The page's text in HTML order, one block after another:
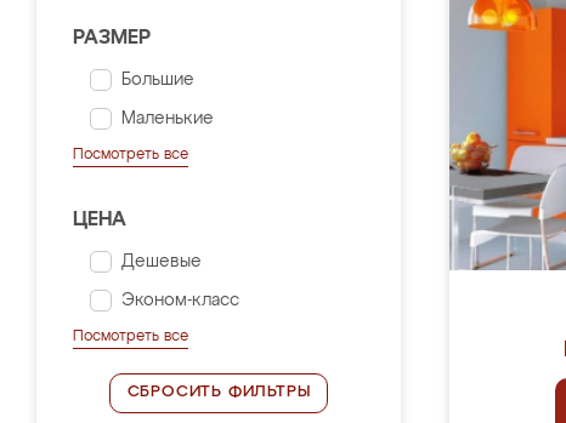
РАЗМЕР
Большие
Маленькие
Посмотреть все
ЦЕНА
Дешевые
Эконом-класс
Посмотреть все
СБРОСИТЬ ФИЛЬТРЫ